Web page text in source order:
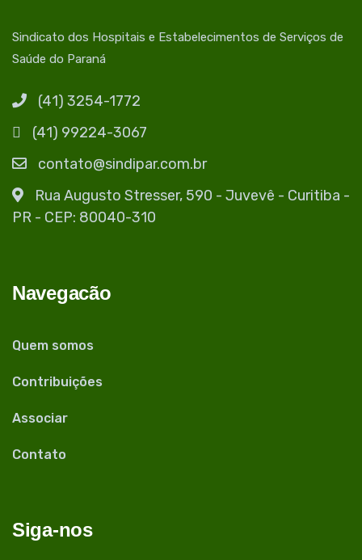
Sindicato dos Hospitais e Estabelecimentos de Serviços de
Saúde do Paraná
(41) 3254-1772
(41) 99224-3067
contato@sindipar.com.br
Rua Augusto Stresser, 590 - Juvevê - Curitiba -
PR - CEP: 80040-310
Navegacão
Quem somos
Contribuições
Associar
Contato
Siga-nos